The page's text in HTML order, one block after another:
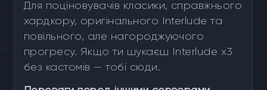
Для поціновувачів класики, справжнього
хардкору, оригінального Interlude та
повільного, але нагороджуючого
прогресу. Якщо ти шукаєш Interlude x3
без кастомів — тобі сюди.